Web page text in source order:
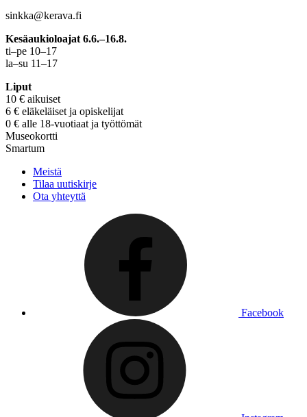
sinkka@kerava.fi
Kesäaukioloajat 6.6.–16.8.
ti–pe 10–17
la–su 11–17
Liput
10 € aikuiset
6 € eläkeläiset ja opiskelijat
0 € alle 18-vuotiaat ja työttömät
Museokortti
Smartum
Meistä
Tilaa uutiskirje
Ota yhteyttä
Facebook